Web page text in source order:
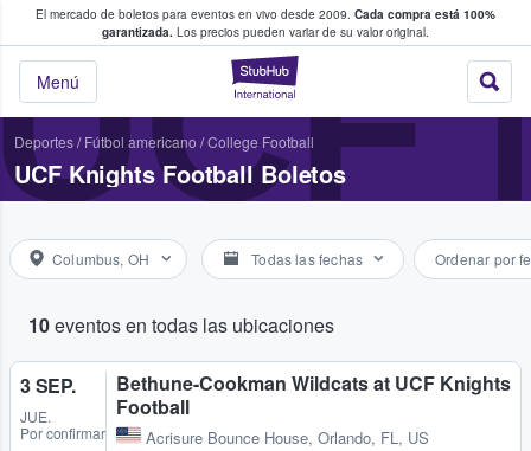
El mercado de boletos para eventos en vivo desde 2009. Cada compra está 100%
garantizada. Los precios pueden variar de su valor original.
StubHub: donde
Menú
fans compran y venden boletos
Deportes/ Fútbol americano /College Football
UCF Knights Football Boletos
Columbus, OH Todas las fechas Ordenar por
10eventos en todas las ubicaciones
3 SEP.
JUE.
Por confirmar
Bethune-Cookman Wildcats at UCF Knights
Football
Acrisure Bounce House, Orlando, FL, US